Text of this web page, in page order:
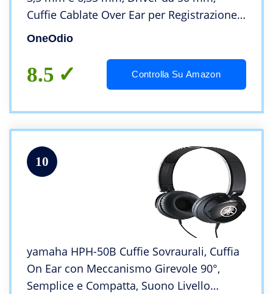
Cuffie Cablate Over Ear per Registrazione,
Mixaggio, Monitoraggio in Studio, DJ,
OneOdio
8.5 Controlla Su Amazon
10
yamaha HPH-50B Cuffie Sovraurali, Cuffia
On Ear con Meccanismo Girevole 90°,
Semplice e Compatta, Suono Livello